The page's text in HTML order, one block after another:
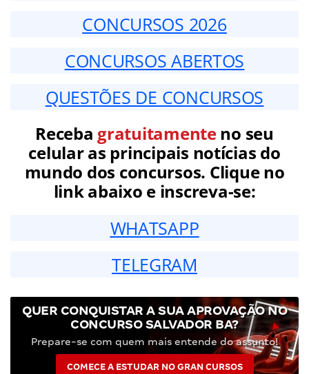
CONCURSOS 2026
CONCURSOS ABERTOS
QUESTÕES DE CONCURSOS
Receba gratuitamenteno seu
celular as principais notícias do
mundo dos concursos. Clique no
link abaixo e inscreva-se:
WHATSAPP
TELEGRAM
QUER CONQUISTAR A SUA APROVAÇÃO NO
CONCURSO SALVADOR BA?
Prepare-se com quem mais entende do assunto!
COMECE A ESTUDAR NO GRAN CURSOS